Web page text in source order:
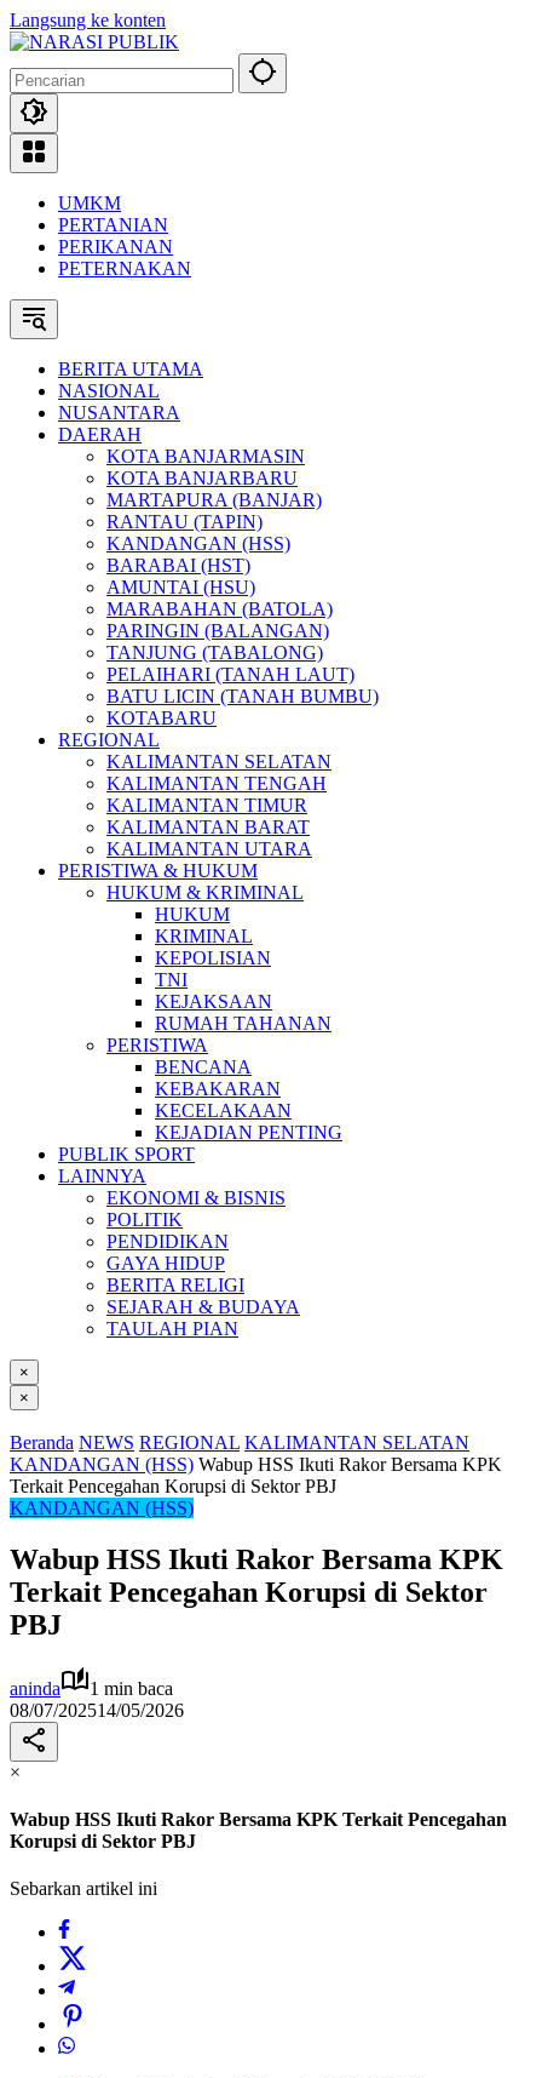
Langsung ke konten
UMKM
PERTANIAN
PERIKANAN
PETERNAKAN
BERITA UTAMA
NASIONAL
NUSANTARA
DAERAH
KOTA BANJARMASIN
KOTA BANJARBARU
MARTAPURA (BANJAR)
RANTAU (TAPIN)
KANDANGAN (HSS)
BARABAI (HST)
AMUNTAI (HSU)
MARABAHAN (BATOLA)
PARINGIN (BALANGAN)
TANJUNG (TABALONG)
PELAIHARI (TANAH LAUT)
BATU LICIN (TANAH BUMBU)
KOTABARU
REGIONAL
KALIMANTAN SELATAN
KALIMANTAN TENGAH
KALIMANTAN TIMUR
KALIMANTAN BARAT
KALIMANTAN UTARA
PERISTIWA & HUKUM
HUKUM & KRIMINAL
HUKUM
KRIMINAL
KEPOLISIAN
TNI
KEJAKSAAN
RUMAH TAHANAN
PERISTIWA
BENCANA
KEBAKARAN
KECELAKAAN
KEJADIAN PENTING
PUBLIK SPORT
LAINNYA
EKONOMI & BISNIS
POLITIK
PENDIDIKAN
GAYA HIDUP
BERITA RELIGI
SEJARAH & BUDAYA
TAULAH PIAN
×
×
Beranda NEWS REGIONAL KALIMANTAN SELATAN
KANDANGAN (HSS) Wabup HSS Ikuti Rakor Bersama KPK
Terkait Pencegahan Korupsi di Sektor PBJ
KANDANGAN (HSS)
Wabup HSS Ikuti Rakor Bersama KPK
Terkait Pencegahan Korupsi di Sektor
PBJ
aninda
1 min baca
08/07/202514/05/2026
×
Wabup HSS Ikuti Rakor Bersama KPK Terkait Pencegahan
Korupsi di Sektor PBJ
Sebarkan artikel ini